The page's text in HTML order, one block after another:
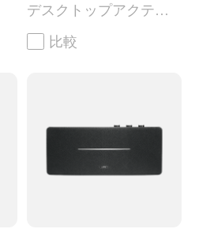
デスクトップアクティ
ブモニター
比較